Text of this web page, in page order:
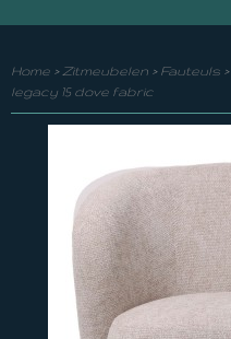
Home > Zitmeubelen > Fauteuls >
legacy 15 dove fabric